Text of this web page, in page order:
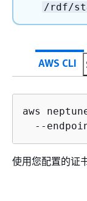
/rdf/
AWS CLI
aws
--
使用您配置的证